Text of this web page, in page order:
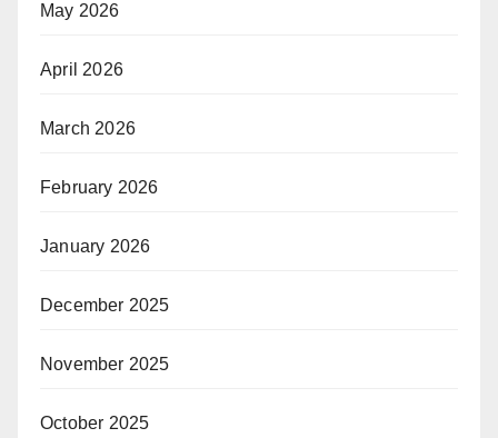
May 2026
April 2026
March 2026
February 2026
January 2026
December 2025
November 2025
October 2025